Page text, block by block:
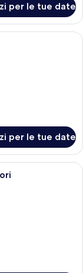
per le tue date
con due letti,
per le tue date
con due letti,